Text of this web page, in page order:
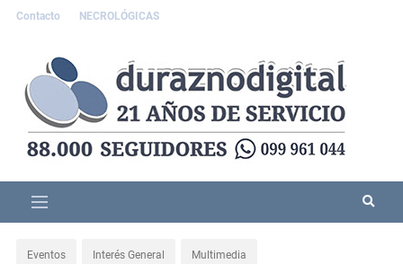
Contacto NECROLÓGICAS
Eventos Interés General Multimedia